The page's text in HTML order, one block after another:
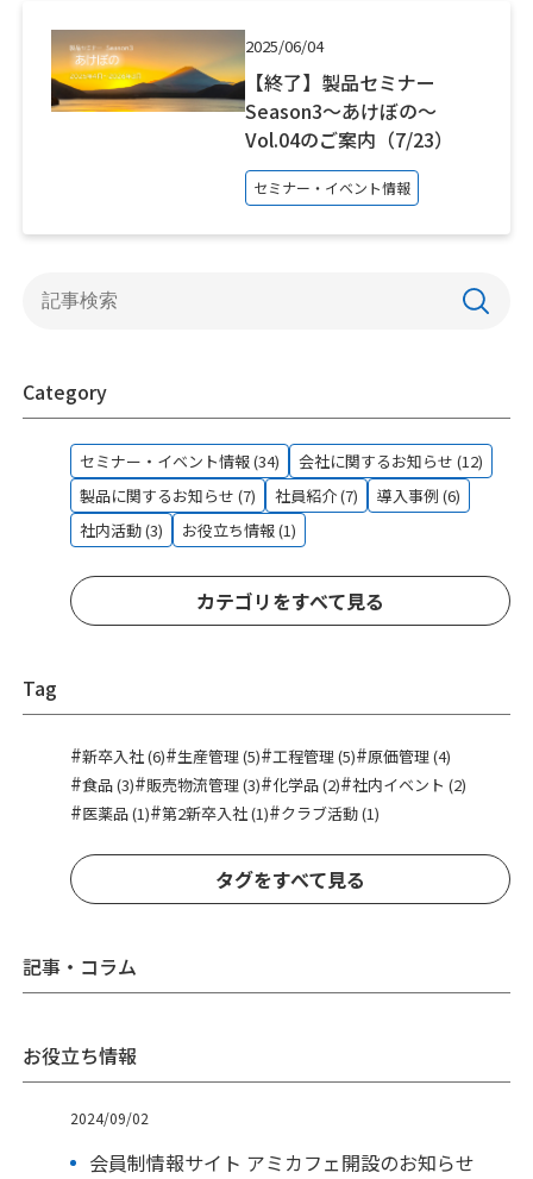
2025/06/04
【終了】製品セミナー
Season3～あけぼの～
Vol.04のご案内（7/23）
セミナー・イベント情報
Category
セミナー・イベント情報 (34)
会社に関するお知らせ (12)
製品に関するお知らせ (7)
社員紹介 (7)
導入事例 (6)
社内活動 (3)
お役立ち情報 (1)
カテゴリをすべて見る
Tag
#新卒入社 (6)#生産管理 (5)#工程管理 (5)#原価管理 (4)
#食品 (3)#販売物流管理 (3)#化学品 (2)#社内イベント (2)
#医薬品 (1)#第2新卒入社 (1)#クラブ活動 (1)
タグをすべて見る
記事・コラム
お役立ち情報
2024/09/02
会員制情報サイト アミカフェ開設のお知らせ